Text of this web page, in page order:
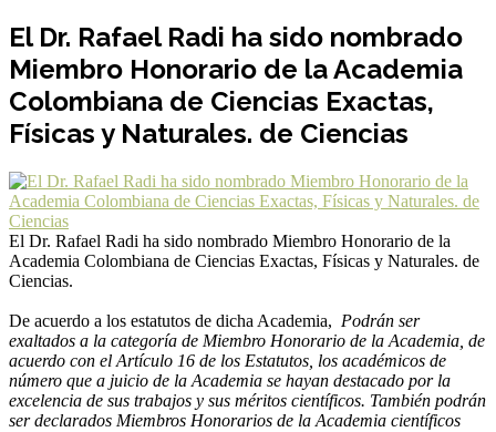
El Dr. Rafael Radi ha sido nombrado
Miembro Honorario de la Academia
Colombiana de Ciencias Exactas,
Físicas y Naturales. de Ciencias
El Dr. Rafael Radi ha sido nombrado Miembro Honorario de la
Academia Colombiana de Ciencias Exactas, Físicas y Naturales. de
Ciencias.
De acuerdo a los estatutos de dicha Academia, Podrán ser
exaltados a la categoría de Miembro Honorario de la Academia, de
acuerdo con el Artículo 16 de los Estatutos, los académicos de
número que a juicio de la Academia se hayan destacado por la
excelencia de sus trabajos y sus méritos científicos. También podrán
ser declarados Miembros Honorarios de la Academia científicos